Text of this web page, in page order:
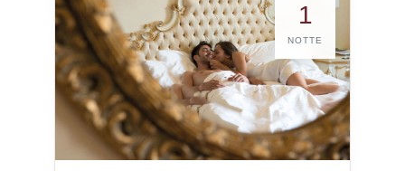
1
NOTTE